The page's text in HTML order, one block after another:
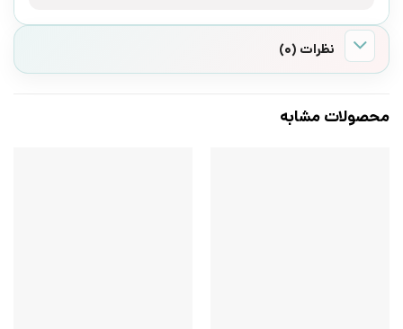
نظرات (0)
محصولات مشابه